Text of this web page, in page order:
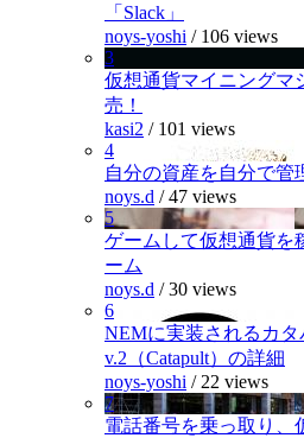
「Slack」
noys-yoshi / 106 views
3
仮想通貨マイニングマ
売！
kasi2 / 101 views
4
自分の資産を自分で管
noys.d /47 views
5
ゲームして仮想通貨を
ーム
noys.d /30 views
6
NEMに実装されるカ
v.2（Catapult）の詳細
noys-yoshi / 22 views
7
電話番号を乗っ取り、